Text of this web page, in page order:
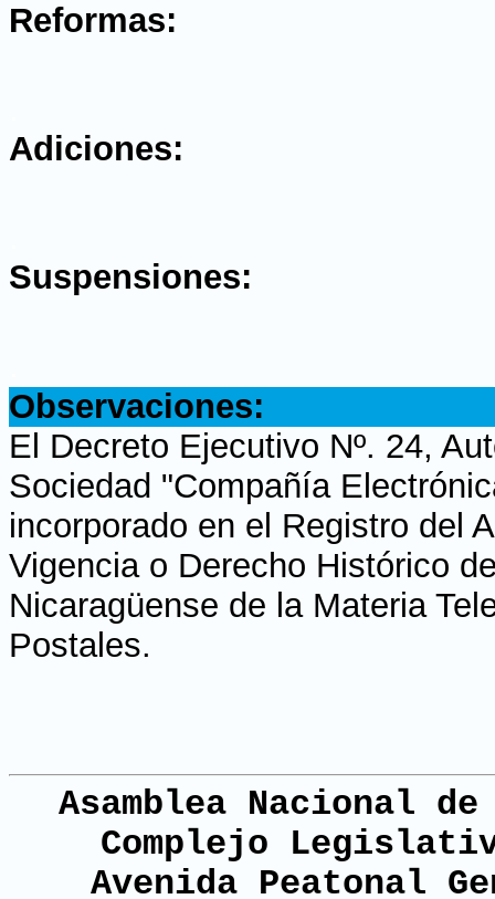
Reformas:
Adiciones:
Suspensiones:
Observaciones:
El Decreto Ejecutivo Nº. 24,
Sociedad "Compañía
incorporado en el Registro del
Vigencia o Derecho Histórico
Nicaragüense de la Materia
Postales.
Asamblea Nacional
Complejo
Avenida Peatonal